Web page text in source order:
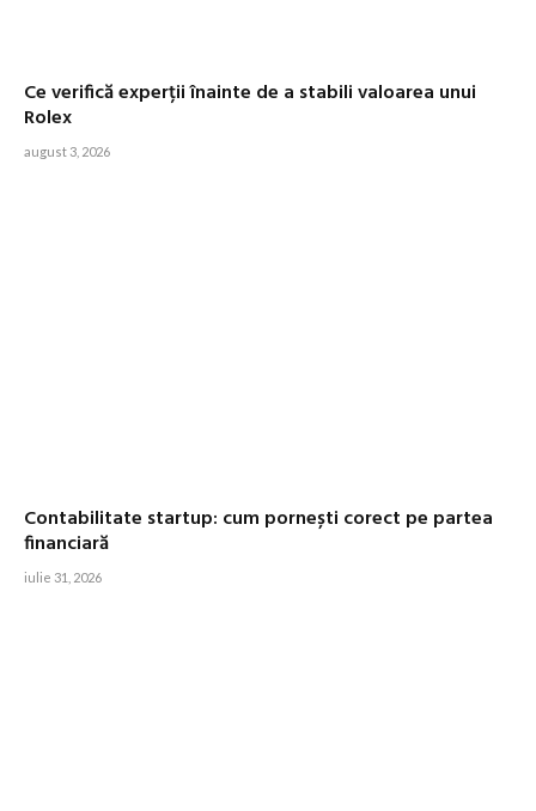
Ce verifică experții înainte de a stabili valoarea unui
Rolex
august 3, 2026
Contabilitate startup: cum pornești corect pe partea
financiară
iulie 31, 2026